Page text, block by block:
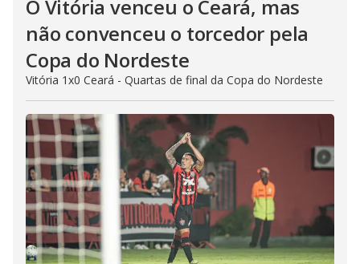
O Vitória venceu o Ceará, mas
não convenceu o torcedor pela
Copa do Nordeste
Vitória 1x0 Ceará - Quartas de final da Copa do Nordeste